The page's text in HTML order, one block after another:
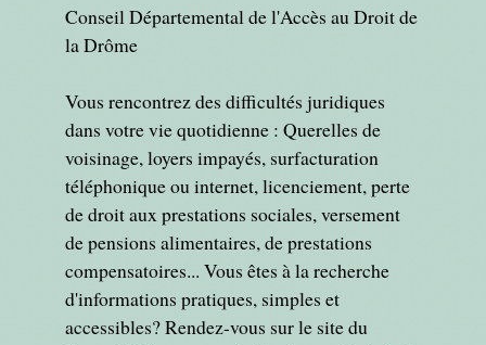
Conseil Départemental de l'Accès au Droit de
la Drôme
Vous rencontrez des difficultés juridiques
dans votre vie quotidienne : Querelles de
voisinage, loyers impayés, surfacturation
téléphonique ou internet, licenciement, perte
de droit aux prestations sociales, versement
de pensions alimentaires, de prestations
compensatoires... Vous êtes à la recherche
d'informations pratiques, simples et
accessibles? Rendez-vous sur le site du